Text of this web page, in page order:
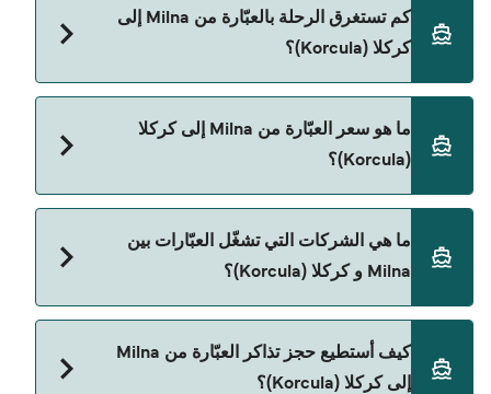
كم تستغرق الرحلة بالعبّارة من Milna إلى
كركلا (Korcula)؟
2 ساعات 20 دقائق. مدة الإبحار ممكن تختلف حسب
الموسم والشركة، لذلك ننصحك بمراجعة الأوقات
المباشرة باستخدام Direct Ferries Deal Finder.
ما هو سعر العبّارة من Milna إلى كركلا
(Korcula)؟
حسب الموسم. متوسط سعر الرحلة هو 226٫49
ما هي الشركات التي تشغّل العبّارات بين
Milna و كركلا (Korcula)؟
(Korcula). وهي:
كيف أستطيع حجز تذاكر العبّارة من Milna
إلى كركلا (Korcula)؟